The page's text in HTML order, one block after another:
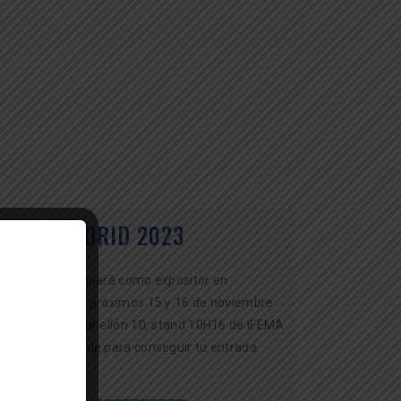
METALMADRID 2023
Metransa participará como expositor en
MetalMadrid los próximos 15 y 16 de noviembre
de 2023, en el Pabellón 10, stand 10H16 de IFEMA
en Madrid. Accede para conseguir tu entrada